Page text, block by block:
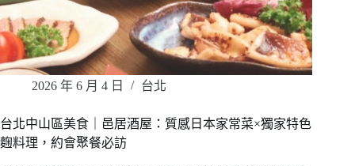
2026 年 6 月 4 日 台北
台北中山區美食｜邑居酒屋：質感日本家常菜×獨家特色
麴料理，約會聚餐必訪